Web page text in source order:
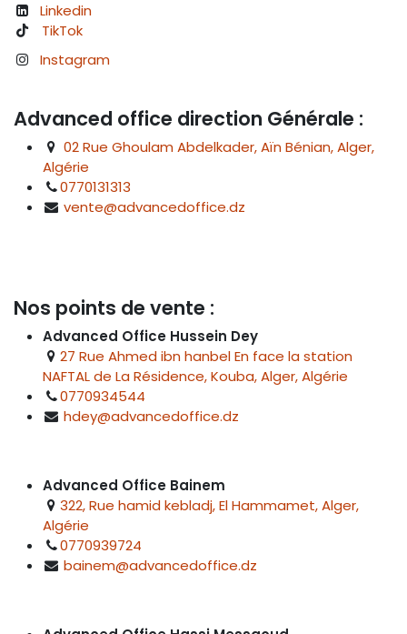
Linkedin
TikTok
Instagram
Advanced office direction Générale :
02 Rue Ghoulam Abdelkader, Aïn Bénian, Alger,
Algérie
0770131313
vente@advancedoffice.dz
Nos points de vente :
Advanced Office Hussein Dey
27 Rue Ahmed ibn hanbel En face la station
NAFTAL de La Résidence, Kouba, Alger, Algérie
0770934544
hdey@advancedoffice.dz
Advanced Office Bainem
322, Rue hamid kebladj, El Hammamet, Alger,
Algérie
0770939724
bainem@advancedoffice.dz